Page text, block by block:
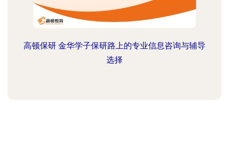
高顿保研 金华学子保研路上的专业信息咨询与辅导
选择